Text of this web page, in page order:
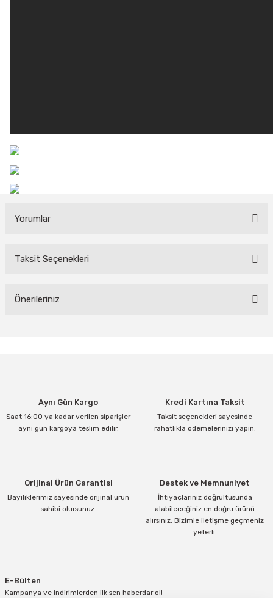
Yorumlar
Bu ürüne ilk yorumu siz yapın!
Taksit Seçenekleri
Önerileriniz
Ürün açıklamasında eksik bilgiler bulunuyor.
Ürün bilgilerinde hatalar bulunuyor.
Aynı Gün Kargo
Saat 16:00 ya kadar verilen siparişler
aynı gün kargoya teslim edilir.
Kredi Kartına Taksit
Taksit seçenekleri sayesinde
rahatlıkla ödemelerinizi yapın.
Orijinal Ürün Garantisi
Bayiliklerimiz sayesinde orijinal ürün
sahibi olursunuz.
Destek ve Memnuniyet
İhtiyaçlarınız doğrultusunda
alabileceğiniz en doğru ürünü
alırsınız. Bizimle iletişme geçmeniz
yeterli.
E-Bülten
Kampanya ve indirimlerden ilk sen haberdar ol!